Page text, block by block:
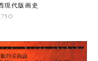
現代版画史